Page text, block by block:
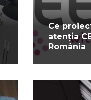
Ce
atenția
România